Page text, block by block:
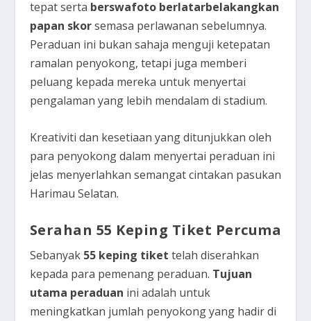
tepat serta berswafoto berlatarbelakangkan
papan skorsemasa perlawanan sebelumnya.
Peraduan ini bukan sahaja menguji ketepatan
ramalan penyokong, tetapi juga memberi
peluang kepada mereka untuk menyertai
pengalaman yang lebih mendalam di stadium.
Kreativiti dan kesetiaan yang ditunjukkan oleh
para penyokong dalam menyertai peraduan ini
jelas menyerlahkan semangat cintakan pasukan
Harimau Selatan.
Serahan 55 Keping Tiket Percuma
Sebanyak 55 keping tiket telah diserahkan
kepada para pemenang peraduan. Tujuan
utama peraduan ini adalah untuk
meningkatkan jumlah penyokong yang hadir di